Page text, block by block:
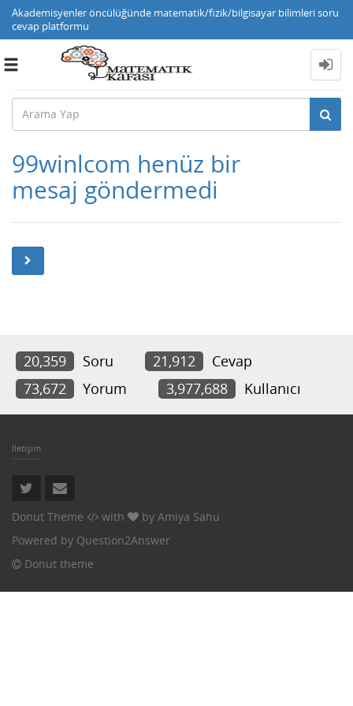
Akademisyenler öncülüğünde matematik/fizik/bilgisayar bilimleri soru
cevap platformu
Toggle
99winlcom henüz bir
mesaj göndermedi
20,359 Soru 21,912
Cevap
73,672
Yorum 3,977,688 Kullanıcı
İletişim
Donut Theme with by Amiya Sahu
Powered by Question2Answer
Donut theme